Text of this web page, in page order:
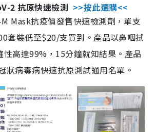
2 抗原快速檢測 >>按此選購<<
Mask抗疫價發售快速檢測劑，單支
套裝低至$20/支買到。產品以鼻咽拭
性高達99%，15分鐘就知結果。產品
狀病毒病快速抗原測試通用名單。